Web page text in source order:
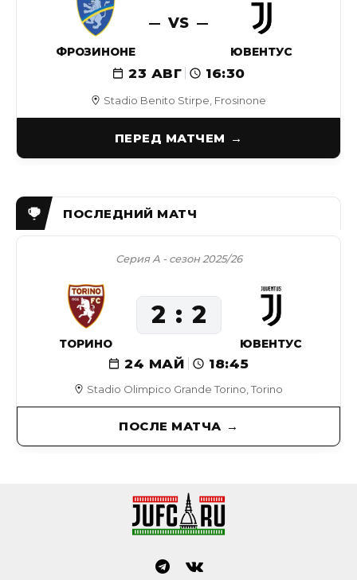
Stadio Benito Stirpe, Frosinone
ФРОЗИНОНЕ
VS
ЮВЕНТУС
23 АВГ 16:30
ПЕРЕД МАТЧЕМ
Stadio Olimpico Grande Torino, Torino
Серия А - сезон 2025/26
24 МАЙ 18:45
ТОРИНО
2 2
ЮВЕНТУС
ПОСЛЕ МАТЧА